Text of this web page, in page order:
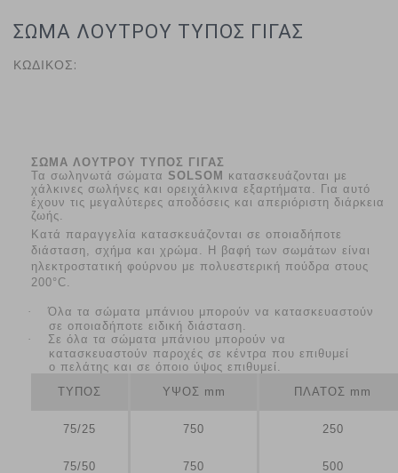
ΣΩΜΑ ΛΟΥΤΡΟΥ ΤΥΠΟΣ ΓΙΓΑΣ
ΚΩΔΙΚΟΣ:
ΣΩΜΑ ΛΟΥΤΡΟΥ ΤΥΠΟΣ ΓΙΓΑΣ
Τα σωληνωτά σώματα SOLSOM κατασκευάζονται με
χάλκινες σωλήνες και ορειχάλκινα εξαρτήματα. Για αυτό
έχουν τις μεγαλύτερες αποδόσεις και απεριόριστη διάρκεια
ζωής.
Κατά παραγγελία κατασκευάζονται σε οποιαδήποτε
διάσταση, σχήμα και χρώμα. Η βαφή των σωμάτων είναι
ηλεκτροστατική φούρνου με πολυεστερική πούδρα στους
200°C.
·
Όλα τα σώματα μπάνιου μπορούν να κατασκευαστούν
σε οποιαδήποτε ειδική διάσταση.
·
Σε όλα τα σώματα μπάνιου μπορούν να
κατασκευαστούν παροχές σε κέντρα που επιθυμεί
ο πελάτης και σε όποιο ύψος επιθυμεί.
ΤΥΠΟΣ
ΥΨΟΣ mm ΠΛΑΤΟΣ mm
75/25 750 250
75/50 750 500